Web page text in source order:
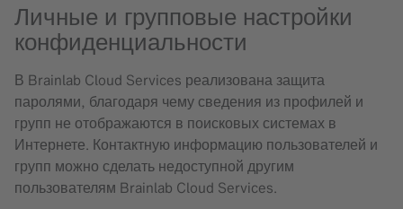
Личные и групповые настройки
конфиденциальности
В Brainlab Cloud Services реализована защита
паролями, благодаря чему сведения из профилей и
групп не отображаются в поисковых системах в
Интернете. Контактную информацию пользователей и
групп можно сделать недоступной другим
пользователям Brainlab Cloud Services.